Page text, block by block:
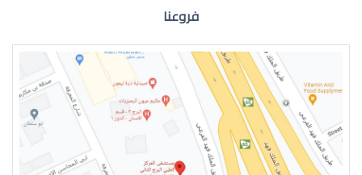
الماء الازرق للعين
فروعنا